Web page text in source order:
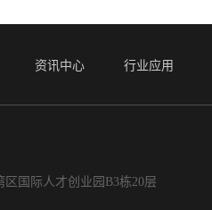
资讯中心 行业应用
国际人才创业园B3栋20层